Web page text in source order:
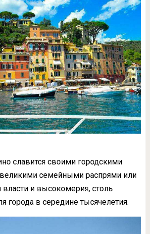
славится своими городскими
семейными распрями или
и высокомерия, столь
города в середине тысячелетия.